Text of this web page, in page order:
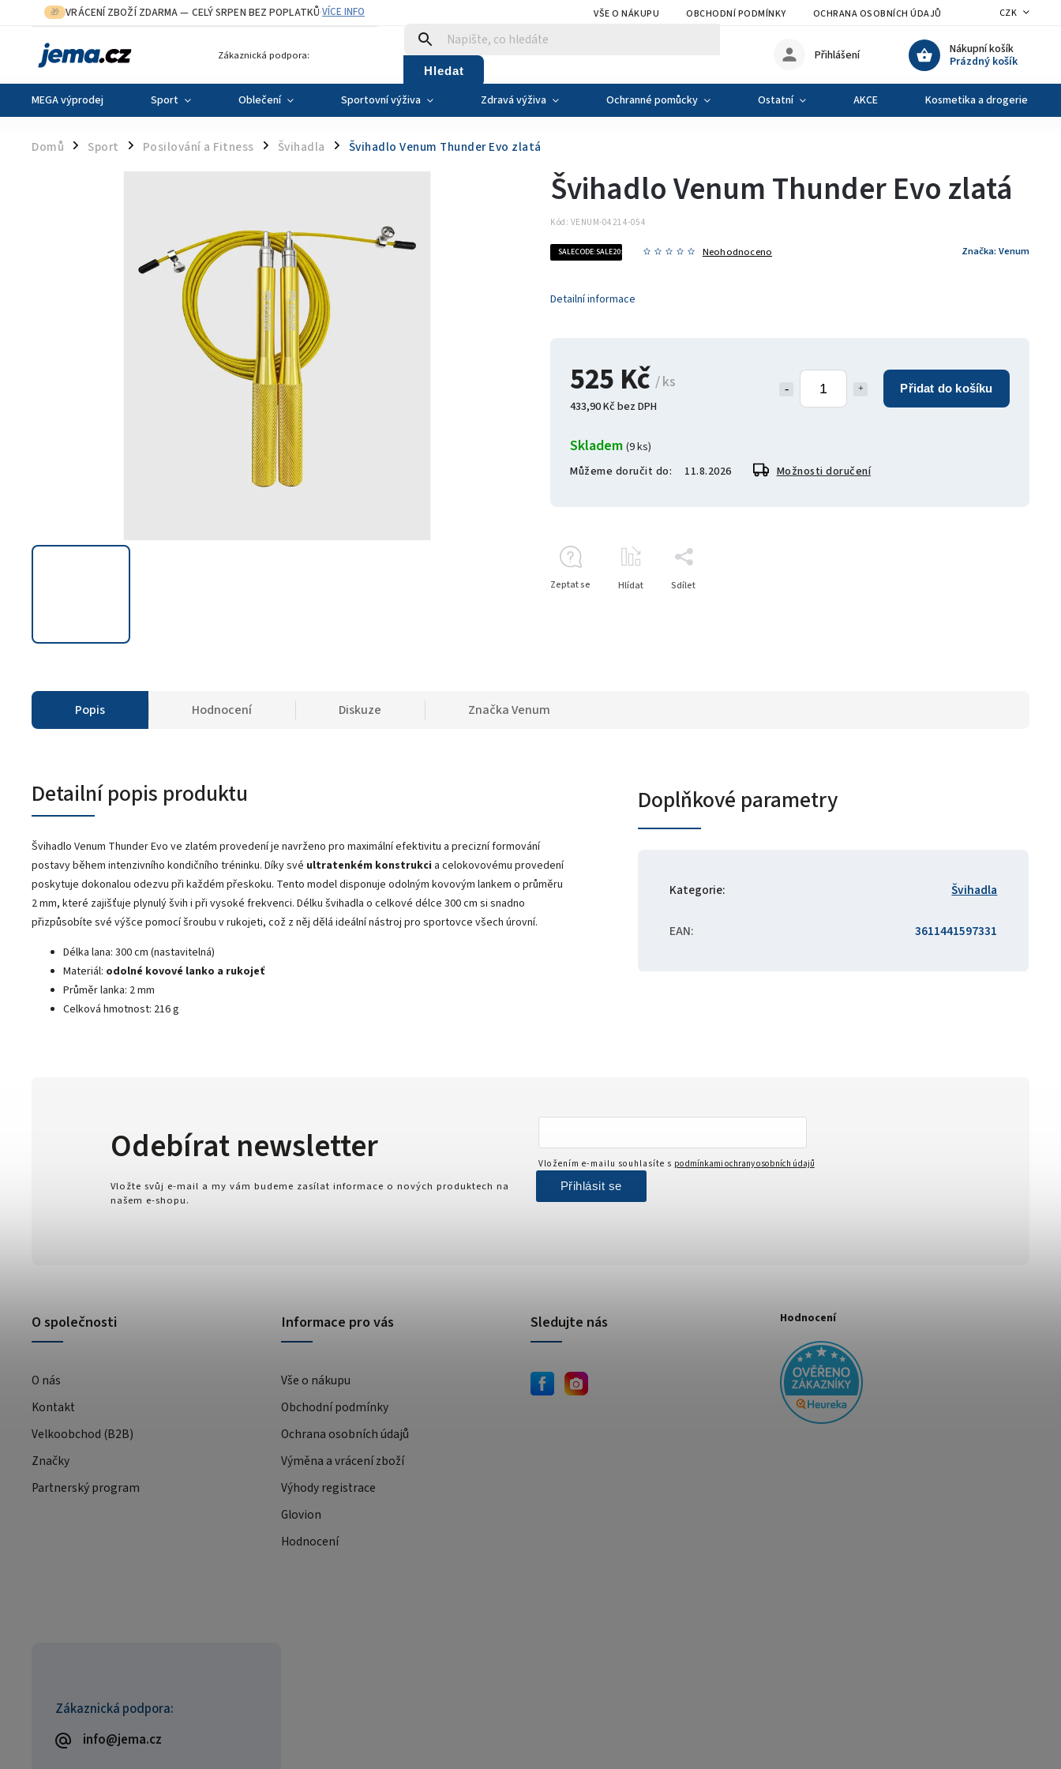
🎁 VRÁCENÍ ZBOŽÍ ZDARMA— CELÝ SRPEN BEZ POPLATKŮ·VÍCE INFO VŠE O NÁKUPU OBCHODNÍ PODMÍNKY OCHRANA OSOBNÍCH ÚDAJŮ VÝMĚNA A VRÁCENÍ
CZK
Zákaznická podpora:
Hledat
Nákupní košík
Prázdný košík
Přihlášení
MEGA výprodej Sport Oblečení Sportovní výživa Zdravá výživa Ochranné pomůcky Ostatní AKCE Kosmetika a drogerie
Domů / Sport / Posilování a Fitness / Švihadla / Švihadlo Venum Thunder Evo zlatá
525 Kč / ks
433,90 Kč bez DPH
Přidat do košíku
Skladem (9 ks)
Můžeme doručit do:
11.8.2026 Možnosti doručení
Švihadlo Venum Thunder Evo zlatá
Kód: VENUM-04214-054
SALECODE:SALE20:20:% Neohodnoceno Značka: Venum
Detailní informace
Zeptat se Hlídat Sdílet
Popis Hodnocení Diskuze ZnačkaVenum
Detailní popis produktu
Švihadlo Venum Thunder Evo ve zlatém provedení je navrženo pro maximální efektivitu a precizní formování
postavy během intenzivního kondičního tréninku. Díky své ultratenkém konstrukci a celokovovému provedení
poskytuje dokonalou odezvu při každém přeskoku. Tento model disponuje odolným kovovým lankem o průměru
2 mm, které zajišťuje plynulý švih i při vysoké frekvenci. Délku švihadla o celkové délce 300 cm si snadno
přizpůsobíte své výšce pomocí šroubu v rukojeti, což z něj dělá ideální nástroj pro sportovce všech úrovní.
Délka lana: 300 cm (nastavitelná)
Materiál: odolné kovové lanko a rukojeť
Průměr lanka: 2 mm
Celková hmotnost: 216 g
Doplňkové parametry
Kategorie: Švihadla
EAN: 3611441597331
Zákaznická podpora:
info@jema.cz
O společnosti
O nás
Kontakt
Velkoobchod (B2B)
Značky
Partnerský program
Informace pro vás
Vše o nákupu
Obchodní podmínky
Ochrana osobních údajů
Výměna a vrácení zboží
Výhody registrace
Glovion
Hodnocení
Odebírat newsletter
Vložte svůj e-mail a my vám budeme zasílat informace o nových produktech na
našem e-shopu.
Vložením e-mailu souhlasíte s podmínkami ochrany osobních údajů
Přihlásit se
Sledujte nás Hodnocení